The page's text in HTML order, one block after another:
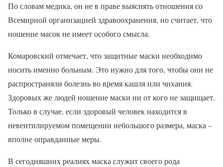
По словам медика, он не в праве выяснять отношения со
Всемирной организацией здравоохранения, но считает, что
ношение масок не имеет особого смысла.
Комаровский отмечает, что защитные маски необходимо
носить именно больным. Это нужно для того, чтобы они не
распространяли болезнь во время кашля или чихания.
Здоровых же людей ношение маски ни от кого не защищает.
Только в случае, если здоровый человек находится в
невентилируемом помещении небольшого размера, маска –
вполне оправданные меры.
В сегодняшних реалиях маска служит своего рода